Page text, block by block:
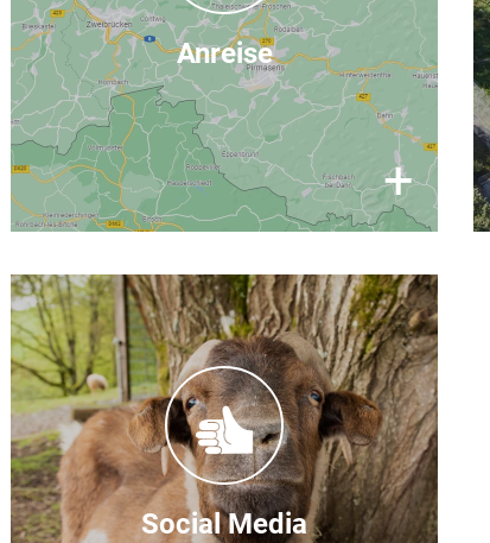
Anreise
+
Die TIERART Wildtierstation
befindet sich in der Südwestpfalz,
15 km von der Stadt Pirmasens
entfernt.
Alle Infos für Ihre Anreise finden Sie
hier
.
×
Social Media
Folgen Sie uns
Auf unseren Seiten bei
Facebook
und
Instagram
finden Sie
regelmäßig Neuigkeiten von
TIERART.